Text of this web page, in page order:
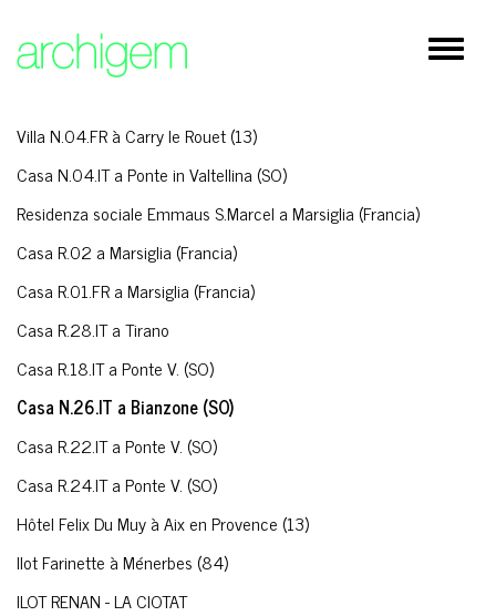
×
Residenziale
Istruzione / Sanità
Spazi pubblici
Direzionale / Commerciale
Architettura d'interni/ Design
Lavori in corso
Villa N.04.FR à Carry le Rouet (13)
Casa N.04.IT a Ponte in Valtellina (SO)
Residenza sociale Emmaus S.Marcel a Marsiglia (Francia)
Casa R.02 a Marsiglia (Francia)
Casa R.01.FR a Marsiglia (Francia)
Casa R.28.IT a Tirano
Casa R.18.IT a Ponte V. (SO)
Casa N.26.IT a Bianzone (SO)
Casa R.22.IT a Ponte V. (SO)
Casa R.24.IT a Ponte V. (SO)
Hôtel Felix Du Muy à Aix en Provence (13)
Ilot Farinette à Ménerbes (84)
ILOT RENAN - LA CIOTAT